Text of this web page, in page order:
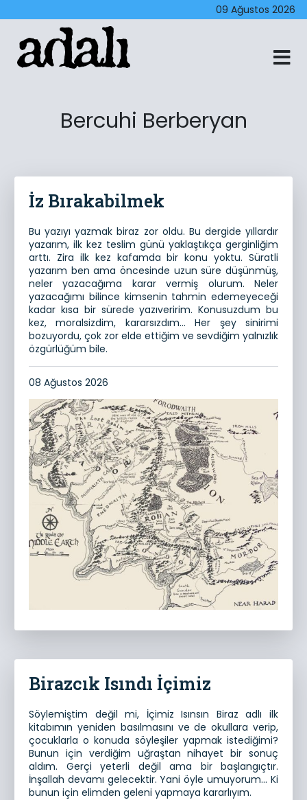
09 Ağustos 2026
Bercuhi Berberyan
İz Bırakabilmek
Bu yazıyı yazmak biraz zor oldu. Bu dergide yıllardır
yazarım, ilk kez teslim günü yaklaştıkça gerginliğim
arttı. Zira ilk kez kafamda bir konu yoktu. Süratli
yazarım ben ama öncesinde uzun süre düşünmüş,
neler yazacağıma karar vermiş olurum. Neler
yazacağımı bilince kimsenin tahmin edemeyeceği
kadar kısa bir sürede yazıveririm. Konusuzdum bu
kez, moralsizdim, kararsızdım… Her şey sinirimi
bozuyordu, çok zor elde ettiğim ve sevdiğim yalnızlık
özgürlüğüm bile.
08 Ağustos 2026
Birazcık Isındı İçimiz
Söylemiştim değil mi, İçimiz Isınsın Biraz adlı ilk
kitabımın yeniden basılmasını ve de okullara verip,
çocuklarla o konuda söyleşiler yapmak istediğimi?
Bunun için verdiğim uğraştan nihayet bir sonuç
aldım. Gerçi yeterli değil ama bir başlangıçtır.
İnşallah devamı gelecektir. Yani öyle umuyorum… Ki
bunun için elimden geleni yapmaya kararlıyım.